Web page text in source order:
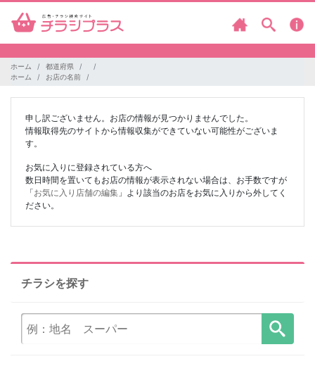
ホーム
都道府県
ホーム
お店の名前
申し訳ございません。お店の情報が見つかりませんでした。
情報取得先のサイトから情報収集ができていない可能性がございま
す。
お気に入りに登録されている方へ
数日時間を置いてもお店の情報が表示されない場合は、お手数ですが
「お気に入り店舗の編集 」より該当のお店をお気に入りから外してく
ださい。
チラシを探す